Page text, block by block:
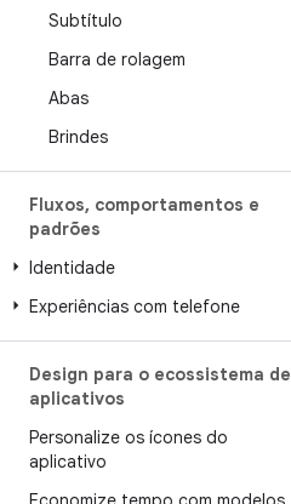
Subtítulo
Barra de rolagem
Abas
Brindes
Fluxos, comportamentos e
padrões
Identidade
Experiências com telefone
Design para o ecossistema de
aplicativos
Personalize os ícones do
aplicativo